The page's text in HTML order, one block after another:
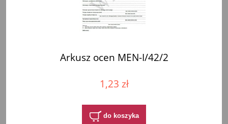
Arkusz ocen MEN-I/42/2
1,23 zł
do koszyka